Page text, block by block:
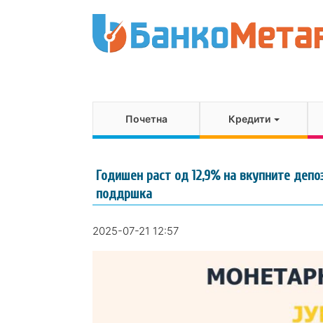
Почетна Кредити
Годишен раст од 12,9% на вкупните
поддршка
2025-07-21 12:57